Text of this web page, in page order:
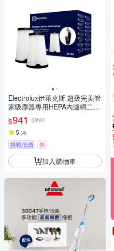
Electrolux伊萊克斯 超級完美管
家吸塵器專用HEPA內濾網二入
組EF150
$941 $990
5 (4)
挑戰低價 券
加入購物車